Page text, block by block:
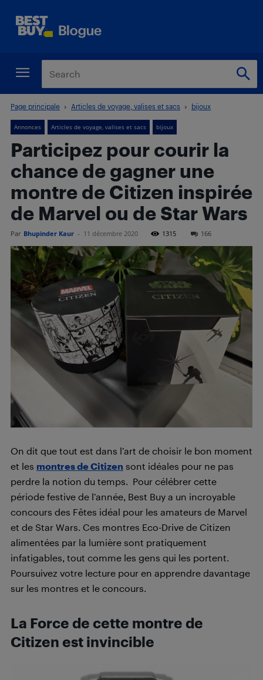
Page principale Articles de voyage, valises et sacs bijoux
Annonces Articles de voyage, valises et sacs bijoux
Participez pour courir la
chance de gagner une
montre de Citizen inspirée
de Marvel ou de Star Wars
Par Bhupinder Kaur - 11 décembre 2020 1315 166
On dit que tout est dans l’art de choisir le bon moment
et les montres de Citizen sont idéales pour ne pas
perdre la notion du temps. Pour célébrer cette
période festive de l’année, Best Buy a un incroyable
concours des Fêtes idéal pour les amateurs de Marvel
et de Star Wars. Ces montres Eco-Drive de Citizen
alimentées par la lumière sont pratiquement
infatigables, tout comme les gens qui les portent.
Poursuivez votre lecture pour en apprendre davantage
sur les montres et le concours.
La Force de cette montre de
Citizen est invincible